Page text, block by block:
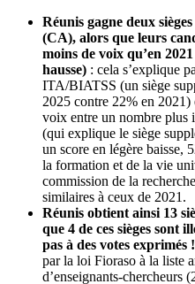
Réunis gagne deux
(CA), alors que leurs
moins de voix qu’en
hausse) : cela s’explique
ITA/BIATSS (un siège
2025 contre 22% en 2021)
voix entre un nombre plus
(qui explique le siège
un score en légère baisse,
la formation et de la vie
commission de la
similaires à ceux de 2021.
Réunis obtient ainsi 13
que 4 de ces sièges sont
pas à des votes exprimés !
par la loi Fioraso à la liste
d’enseignants-chercheurs